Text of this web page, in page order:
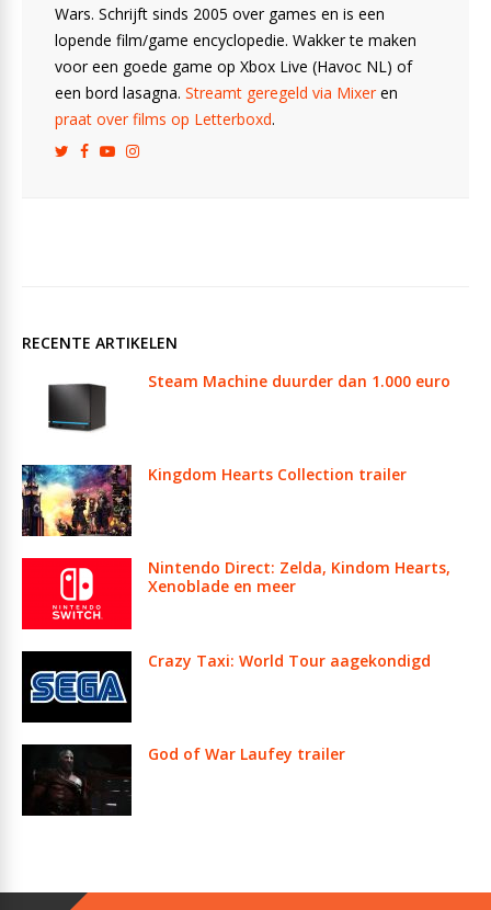
Wars. Schrijft sinds 2005 over games en is een
lopende film/game encyclopedie. Wakker te maken
voor een goede game op Xbox Live (Havoc NL) of
een bord lasagna. Streamt geregeld via Mixeren
praat over films op Letterboxd.
RECENTE ARTIKELEN
Steam Machine duurder dan 1.000 euro
Kingdom Hearts Collection trailer
Nintendo Direct: Zelda, Kindom Hearts,
Xenoblade en meer
Crazy Taxi: World Tour aagekondigd
God of War Laufey trailer